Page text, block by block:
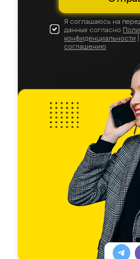
Я соглашаюсь на
данных согласно
конфиденциальности
соглашению